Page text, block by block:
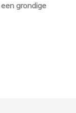
grondige